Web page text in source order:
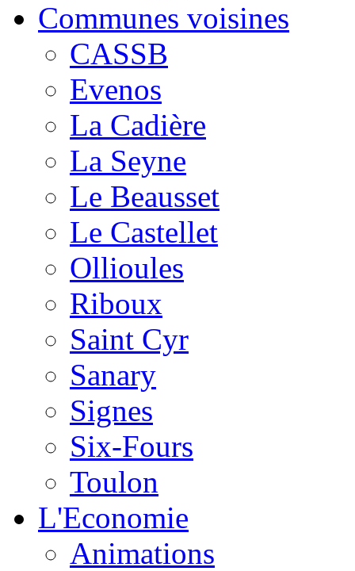
Communes voisines
CASSB
Evenos
La Cadière
La Seyne
Le Beausset
Le Castellet
Ollioules
Riboux
Saint Cyr
Sanary
Signes
Six-Fours
Toulon
L'Economie
Animations